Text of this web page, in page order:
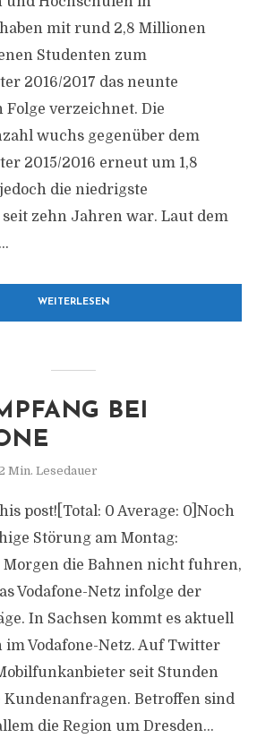
mit rund 2,8 Millionen
Studenten zum
2016/2017 das neunte
verzeichnet. Die
wuchs gegenüber dem
2015/2016 erneut um 1,8
die niedrigste
zehn Jahren war. Laut dem
WEITERLESEN
BEI
Min. Lesedauer
post![Total: 0 Average: 0]Noch
Störung am Montag:
Morgen die Bahnen nicht fuhren,
Vodafone-Netz infolge der
In Sachsen kommt es aktuell
im Vodafone-Netz. Auf Twitter
seit Stunden
Kundenanfragen. Betroffen sind
die Region um Dresden...